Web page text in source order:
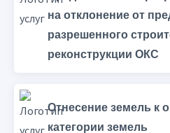
на отклонение от
разрешенного
реконструкции ОКС
Отнесение земель к
категории земель